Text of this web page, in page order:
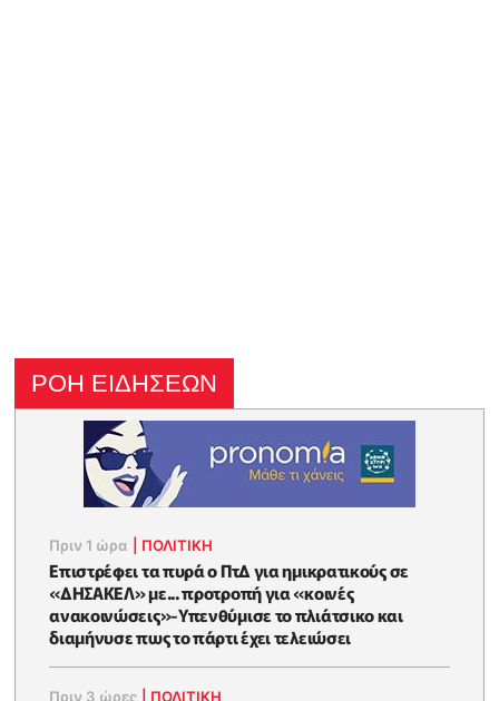
ΡΟΗ ΕΙΔΗΣΕΩΝ
Πριν 1 ώρα ΠΟΛΙΤΙΚΗ
Επιστρέφει τα πυρά ο ΠτΔ για ημικρατικούς σε
«ΔΗΣΑΚΕΛ» με... προτροπή για «κοινές
ανακοινώσεις»-Υπενθύμισε το πλιάτσικο και
διαμήνυσε πως το πάρτι έχει τελειώσει
Πριν 3 ώρες ΠΟΛΙΤΙΚΗ